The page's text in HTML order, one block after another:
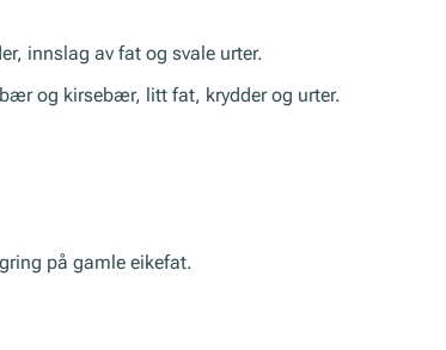
innslag av fat og svale urter.
og kirsebær, litt fat, krydder og urter.
på gamle eikefat.